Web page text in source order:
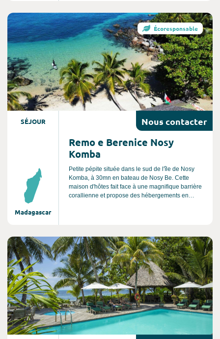
Baa déclaré réserve de biosphère par l’Unesco, le
voyageur est convié à une expérience au plus
proche des éléments. Ici le luxe, c’est de prendre le
temps de vivre.
Écoresponsable
SÉJOUR
Madagascar
Nous contacter
Remo e Berenice Nosy
Komba
Petite pépite située dans le sud de l'île de Nosy
Komba, à 30mn en bateau de Nosy Be. Cette
maison d'hôtes fait face à une magnifique barrière
corallienne et propose des hébergements en
un cadre naturel préservé loin des sentiers battus
du tourisme de masse.
Consultez l'offre de voyage
Consultez l'offre de voyage